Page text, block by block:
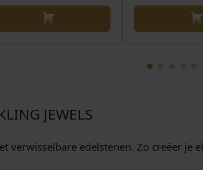
JEWELS
verwisselbare edelstenen. Zo creëer